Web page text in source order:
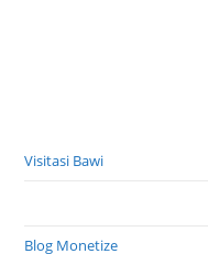
Visitasi Bawi
Blog Monetize